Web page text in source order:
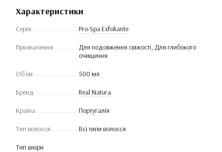
Характеристики
Серія Pro-Spa Exfoliante
Призначення
Для подовження свіжості, Для глибокого
очищення
Об'єм 500 мл
Бренд Real Natura
Країна Португалія
Тип волосся Всі типи волосся
Тип шкіри